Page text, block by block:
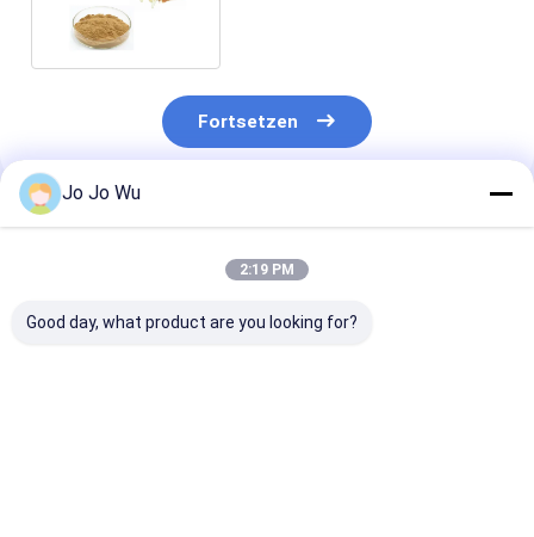
Fortsetzen
Empfohlene Produkte
Jo Jo Wu
2:19 PM
Good day, what product are you looking for?